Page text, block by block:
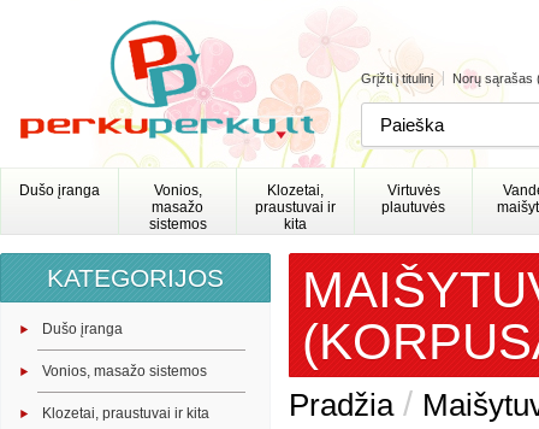
Grįžti į titulinį Norų sąrašas
Dušo įranga
Vonios,
masažo
sistemos
Klozetai,
praustuvai ir
kita
Virtuvės
plautuvės
KATEGORIJOS
Dušo įranga
Vonios, masažo sistemos
Klozetai, praustuvai ir kita Pradžia/